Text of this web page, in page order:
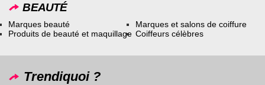
BEAUTÉ
Marques beauté
Produits de beauté et maquillage
Marques et salons de coiffure
Coiffeurs célèbres
Trendiquoi ?